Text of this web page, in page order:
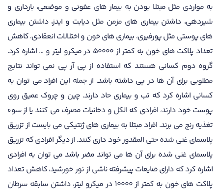
به مواردی مثل مبتلا بودن به بیمار های عفونی و موضعی، بارداری و
شیردهی، داشتن بیماری های مزمن مثل دیابت و ایدز، داشتن بیماری
های پوستی مثل پورفیری، بیماری های خون و اختلالات انعقادی، کاهش
تعداد پلاکت های خون به کمتر از 50000 در میکرو لیتر و ... اشاره کرد.
گروه دوم کسانی هستند که استفاده از پی آر پی نمی تواند نتایج
مطلوبی برای آن ها در پی داشته باشد. از جمله این افراد می توان به
کسانی اشاره کرد که تب و بیماری حاد دارند. چین و چروک عمیق روی
پوست خود دارند، افرادی که الکل و دخانیات مصرف می کنند یا از سوء
تغذیه رنج می برند. افراد مبتلا به بیماری های ژنتیکی می بایست از تزریق
پلاسمای غنی شده حتی المقدور خود داری کنند. از دیگر افرادی که تزریق
پلاسمای غنی شده برای آن ها می تواند مضر باشد می توان به افرادی
اشاره کرد که دارای ضایعات پیشرفته ناشی از نور خورشید، کاهش تعداد
پلاکت های خون به کمتر از 10000 در میکرو لیتر، داشتن سابقه سرطان